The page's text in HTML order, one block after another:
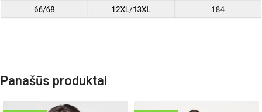
Panašūs produktai